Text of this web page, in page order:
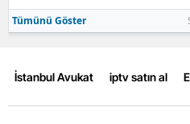
Tümünü Göster
İstanbul Avukat iptv satın al